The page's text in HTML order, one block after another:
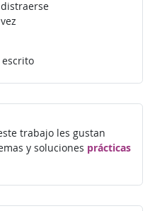
trabajo les gustan
y soluciones prácticas